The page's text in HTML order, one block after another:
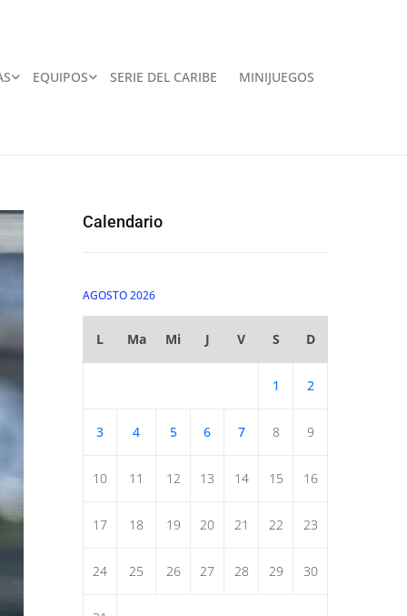
EQUIPOS SERIE DEL CARIBE MINIJUEGOS
Calendario
AGOSTO 2026
L Ma Mi J V S D
1 2
3 4 5 6 7 8 9
10 11 12 13 14 15 16
17 18 19 20 21 22 23
24 25 26 27 28 29 30